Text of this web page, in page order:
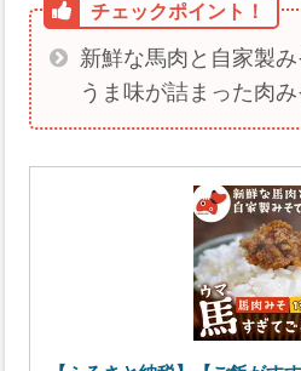
新鮮な馬肉と自家製み
うま味が詰まった肉み